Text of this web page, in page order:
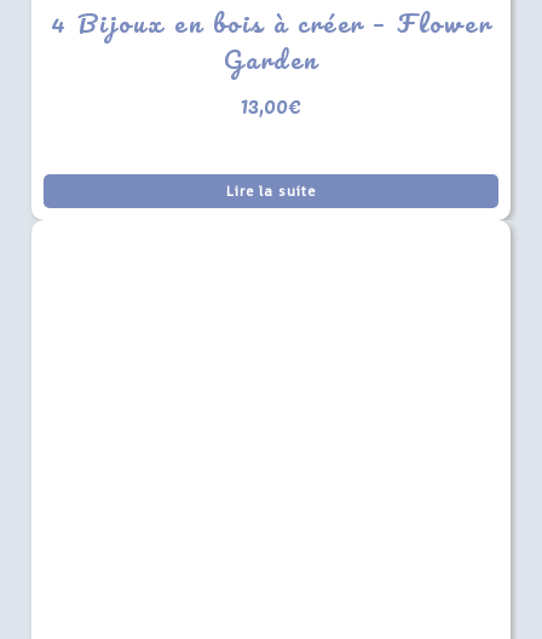
4 Bijoux en bois à créer – Flower
Garden
13,00€
Lire la suite